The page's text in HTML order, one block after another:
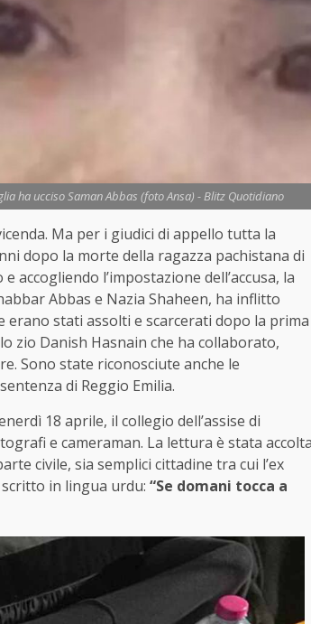
ha ucciso Saman Abbas (foto Ansa) - Blitz Quotidiano
Ma per i giudici di appello tutta la
dopo la morte della ragazza pachistana di
l’impostazione dell’accusa, la
Abbas e Nazia Shaheen, ha inflitto
erano stati assolti e scarcerati dopo la prima
zio Danish Hasnain che ha collaborato,
Sono state riconosciute anche le
di Reggio Emilia.
18 aprile, il collegio dell’assise di
e cameraman. La lettura è stata
civile, sia semplici cittadine tra cui l’ex
in lingua urdu: “Se domani tocca a